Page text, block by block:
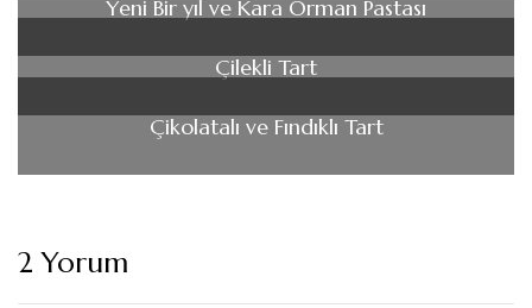
Yeni Bir yıl ve Kara Orman Pastası
Çilekli Tart
Çikolatalı ve Fındıklı Tart
2 Yorum